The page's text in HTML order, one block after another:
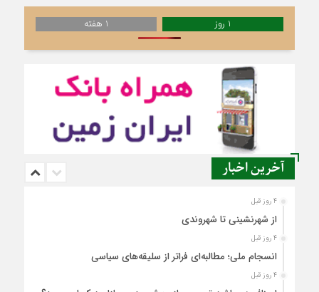
1 روز 1 هفته
آخرین اخبار
4 روز قبل
از شهرنشینی تا شهروندی
4 روز قبل
انسجام ملی؛ مطالبه‌ای فراتر از سلیقه‌های سیاسی
4 روز قبل